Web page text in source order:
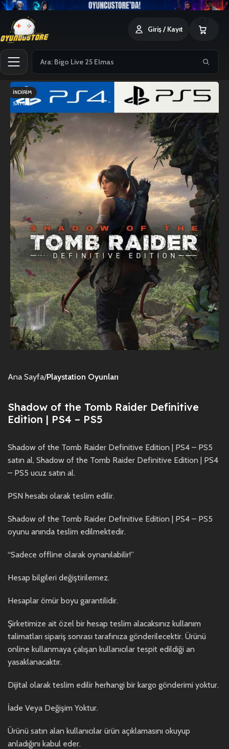
Giriş / Kayıt
İNDIRIM
SATILDI
Ana Sayfa Playstation Oyunları
Shadow of the Tomb Raider Definitive
Edition | PS4 – PS5
Shadow of the Tomb Raider Definitive Edition | PS4 – PS5
satın al, Shadow of the Tomb Raider Definitive Edition | PS4
– PS5 ucuz satın al.
PSN hesabı olarak teslim edilir.
Shadow of the Tomb Raider Definitive Edition | PS4 – PS5
oyunu anında teslim edilmektedir.
“Sadece offline olarak oynanılabilir!”
Hesap bilgileri değiştirilemez.
Hesaplar ömür boyu garantilidir.
Şirketimize ait özel bir hesap teslim alacaksınız kullanım
talimatları sipariş sonrası tarafınıza gönderilecektir. Ürünü
online kullanmaya çalışan kullanıcılar tespit edildiği an
yasaklanacaktır.
Dijital olarak teslim edilir herhangi bir kargo gönderimi yoktur.
İade Veya Değişim Yoktur.
Ürünü satın alan kullanıcılar ürün açıklamasını okuyup
anladığını kabul eder.